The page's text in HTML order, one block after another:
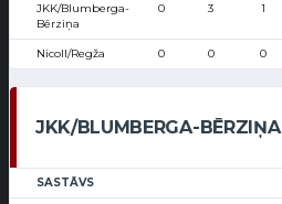
JKK/Blumberga-
Bērziņa
0 3 1
Nicoll/Regža 0 0 0
JKK/BLUMBERGA-BĒRZIŅA
SASTĀVS